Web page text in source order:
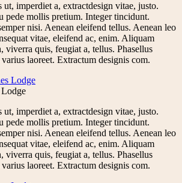
imperdiet a, extractdesign vitae, justo.
pede mollis pretium. Integer tincidunt.
nisi. Aenean eleifend tellus. Aenean leo
vitae, eleifend ac, enim. Aliquam
viverra quis, feugiat a, tellus. Phasellus
laoreet. Extractum designis com.
imperdiet a, extractdesign vitae, justo.
pede mollis pretium. Integer tincidunt.
nisi. Aenean eleifend tellus. Aenean leo
vitae, eleifend ac, enim. Aliquam
viverra quis, feugiat a, tellus. Phasellus
laoreet. Extractum designis com.